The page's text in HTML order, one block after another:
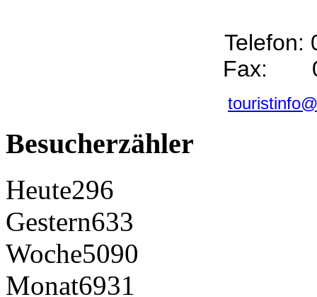
Telefon:
Fax:
Besucherzähler
Heute296
Gestern633
Woche5090
Monat6931